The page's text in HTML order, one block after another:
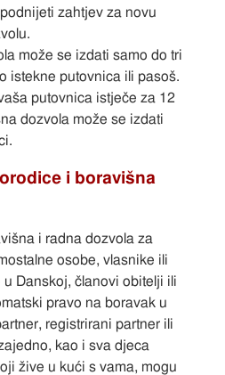
zahtjev za novu
može se izdati samo do tri
istekne putovnica ili pasoš.
putovnica istječe za 12
dozvola može se izdati
i boravišna
i radna dozvola za
osobe, vlasnike ili
u Danskoj, članovi obitelji ili
pravo na boravak u
registrirani partner ili
kao i sva djeca
žive u kući s vama, mogu